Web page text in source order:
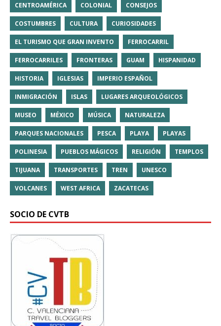
CENTROAMÉRICA COLONIAL CONSEJOS
COSTUMBRES CULTURA CURIOSIDADES
EL TURISMO QUE GRAN INVENTO FERROCARRIL
FERROCARRILES FRONTERAS GUAM HISPANIDAD
HISTORIA IGLESIAS IMPERIO ESPAÑOL
INMIGRACIÓN ISLAS LUGARES ARQUEOLÓGICOS
MUSEO MÉXICO MÚSICA NATURALEZA
PARQUES NACIONALES PESCA PLAYA PLAYAS
POLINESIA PUEBLOS MÁGICOS RELIGIÓN TEMPLOS
TIJUANA TRANSPORTES TREN UNESCO
VOLCANES WEST AFRICA ZACATECAS
SOCIO DE CVTB